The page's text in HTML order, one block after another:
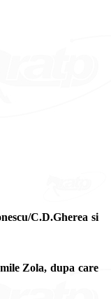
C.D.Gherea si
Zola, dupa care